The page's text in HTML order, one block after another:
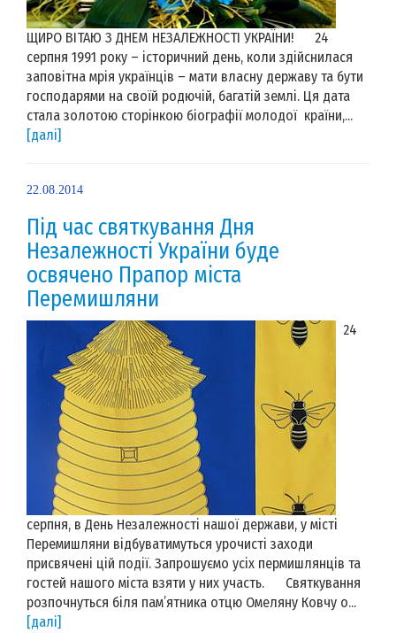
ЩИРО ВІТАЮ З ДНЕМ НЕЗАЛЕЖНОСТІ УКРАЇНИ! 24
серпня 1991 року – історичний день, коли здійснилася
заповітна мрія українців – мати власну державу та бути
господарями на своїй родючій, багатій землі. Ця дата
стала золотою сторінкою біографії молодої країни,...
[далі]
22.08.2014
Під час святкування Дня
Незалежності України буде
освячено Прапор міста
Перемишляни
24
серпня, в День Незалежності нашої держави, у місті
Перемишляни відбуватимуться урочисті заходи
присвячені цій події. Запрошуємо усіх пермишлянців та
гостей нашого міста взяти у них участь. Святкування
розпочнуться біля пам’ятника отцю Омеляну Ковчу о...
[далі]